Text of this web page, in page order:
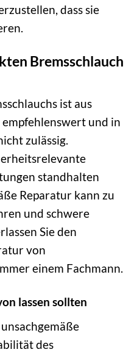
dass sie
Bremsschlauch
ist aus
und in
zulässig.
standhalten
Reparatur kann zu
und schwere
Sie den
von
einem Fachmann.
lassen sollten
des